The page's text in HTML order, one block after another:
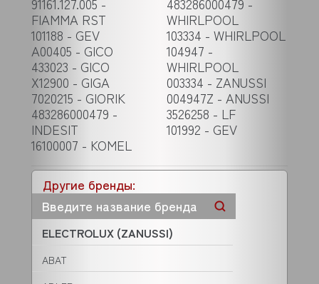
Другие бренды:
ELECTROLUX (ZANUSSI)
ABAT
FIAMMA RST
101188 - GEV
A00405 - GICO
433023 - GICO
X12900 - GIGA
7020215 - GIORIK
483286000479 -
INDESIT
16100007 - KOMEL
WHIRLPOOL
103334 - WHIRLPOOL
104947 -
WHIRLPOOL
003334 - ZANUSSI
004947Z - ANUSSI
3526258 - LF
101992 - GEV